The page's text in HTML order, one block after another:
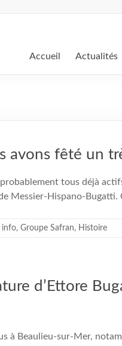
Accueil Actualités
avons fêté un
tous déjà
Messier-Hispano-Bugatti.
info, Groupe Safran, Histoire
d’Ettore
à Beaulieu-sur-Mer,